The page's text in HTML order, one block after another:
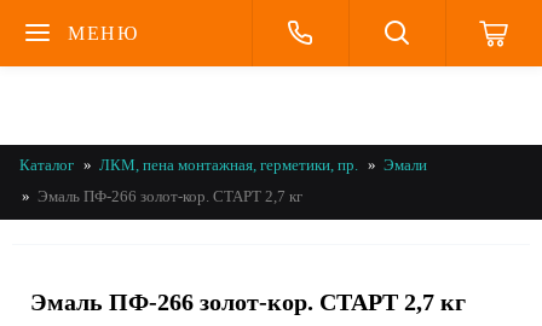
МЕНЮ
Каталог ЛКМ, пена монтажная, герметики, пр.
Эмали
Эмаль ПФ-266 золот-кор. СТАРТ 2,7 кг
Эмаль ПФ-266 золот-кор. СТАРТ 2,7 кг